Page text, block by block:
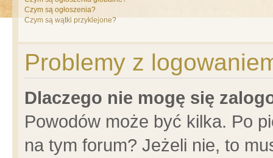
Czym są ogłoszenia?
Czym są wątki przyklejone?
Problemy z
Dlaczego nie mogę się
Powodów może być kilka. Po
na tym forum? Jeżeli nie, to